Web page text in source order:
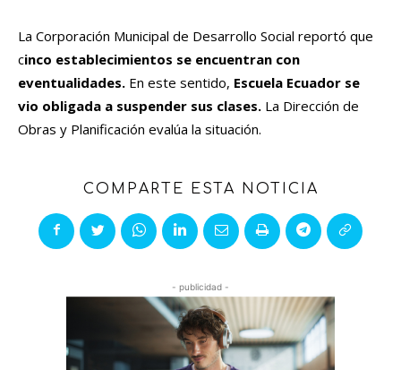
La Corporación Municipal de Desarrollo Social reportó que
cinco establecimientos se encuentran con
eventualidades. En este sentido, Escuela Ecuador se
vio obligada a suspender sus clases. La Dirección de
Obras y Planificación evalúa la situación.
COMPARTE ESTA NOTICIA
- publicidad -